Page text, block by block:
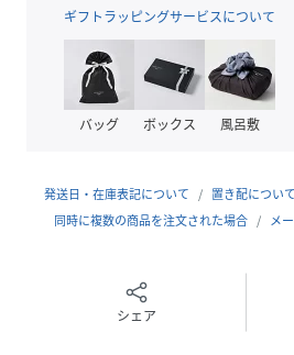
外ポケット数：0
内ポケット数：2
付属品：ショルダーストラップ取り外
-------------------------------------
ご了承ください。
ギフトラッピングサービスについて
バッグ ボックス 風呂敷
発送日・在庫表記について 置き配について
同時に複数の商品を注文された場合
メ
シェア